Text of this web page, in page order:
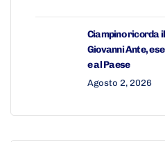
Ciampino ricorda
Giovanni Ante,
e al Paese
Agosto 2, 2026